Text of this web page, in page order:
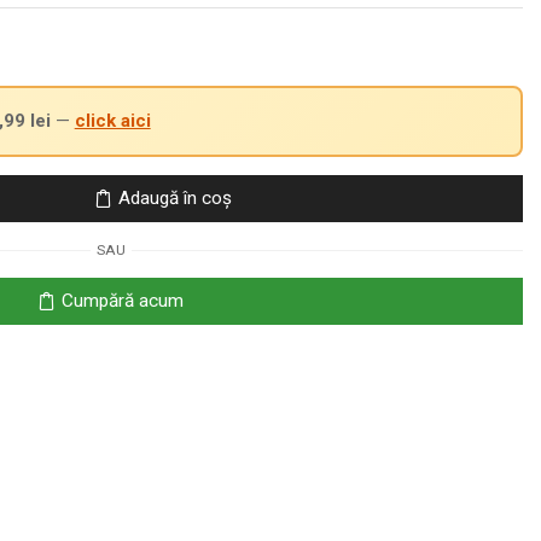
lei — click aici
Adaugă în coș
SAU
Cumpără acum